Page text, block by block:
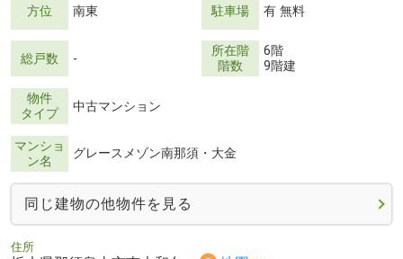
方位 南東 駐車場 有 無料
総戸数 -
所在階
階数
6階
9階建
物件
タイプ
中古マンション
マンショ
ン名
グレースメゾン南那須・大金
同じ建物の他物件を見る
住所